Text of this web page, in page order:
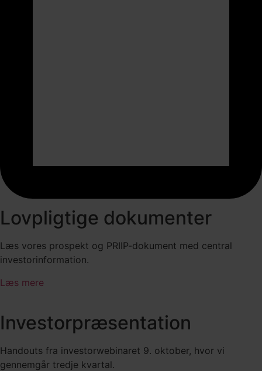
Lovpligtige dokumenter
Læs vores prospekt og PRIIP-dokument med central
investorinformation.
Læs mere
Investorpræsentation
Handouts fra investorwebinaret 9. oktober, hvor vi
gennemgår tredje kvartal.